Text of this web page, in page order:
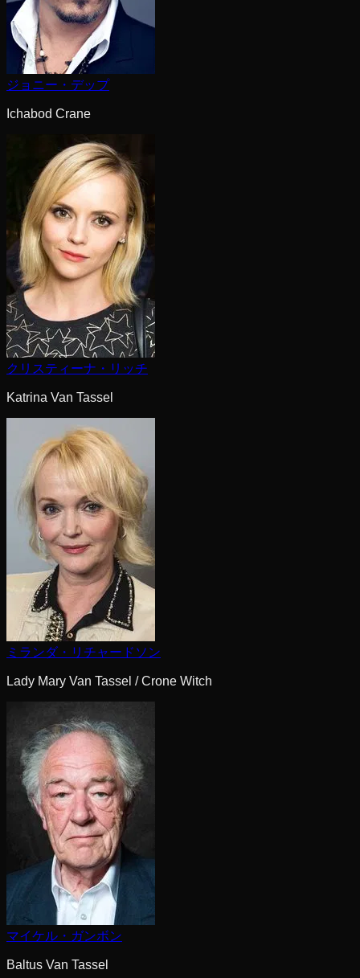
ジョニー・デップ
Ichabod Crane
クリスティーナ・リッチ
Katrina Van Tassel
ミランダ・リチャードソン
Lady Mary Van Tassel / Crone Witch
マイケル・ガンボン
Baltus Van Tassel